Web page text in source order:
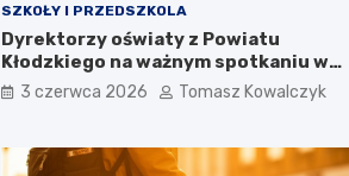
SZKOŁY I PRZEDSZKOLA
Dyrektorzy oświaty z Powiatu
Kłodzkiego na ważnym spotkaniu w
Kłodzku
3 czerwca 2026 Tomasz Kowalczyk